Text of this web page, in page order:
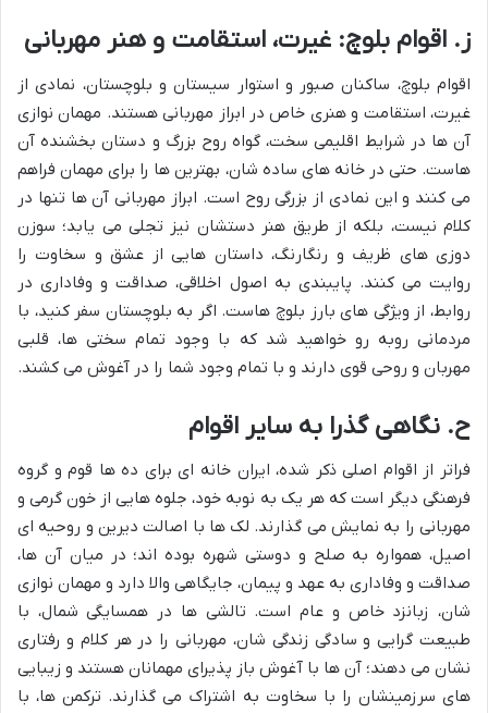
ز. اقوام بلوچ: غیرت، استقامت و هنر مهربانی
اقوام بلوچ، ساکنان صبور و استوار سیستان و بلوچستان، نمادی از
غیرت، استقامت و هنری خاص در ابراز مهربانی هستند. مهمان نوازی
آن ها در شرایط اقلیمی سخت، گواه روح بزرگ و دستان بخشنده آن
هاست. حتی در خانه های ساده شان، بهترین ها را برای مهمان فراهم
می کنند و این نمادی از بزرگی روح است. ابراز مهربانی آن ها تنها در
کلام نیست، بلکه از طریق هنر دستشان نیز تجلی می یابد؛ سوزن
دوزی های ظریف و رنگارنگ، داستان هایی از عشق و سخاوت را
روایت می کنند. پایبندی به اصول اخلاقی، صداقت و وفاداری در
روابط، از ویژگی های بارز بلوچ هاست. اگر به بلوچستان سفر کنید، با
مردمانی روبه رو خواهید شد که با وجود تمام سختی ها، قلبی
مهربان و روحی قوی دارند و با تمام وجود شما را در آغوش می کشند.
ح. نگاهی گذرا به سایر اقوام
فراتر از اقوام اصلی ذکر شده، ایران خانه ای برای ده ها قوم و گروه
فرهنگی دیگر است که هر یک به نوبه خود، جلوه هایی از خون گرمی و
مهربانی را به نمایش می گذارند. لک ها با اصالت دیرین و روحیه ای
اصیل، همواره به صلح و دوستی شهره بوده اند؛ در میان آن ها،
صداقت و وفاداری به عهد و پیمان، جایگاهی والا دارد و مهمان نوازی
شان، زبانزد خاص و عام است. تالشی ها در همسایگی شمال، با
طبیعت گرایی و سادگی زندگی شان، مهربانی را در هر کلام و رفتاری
نشان می دهند؛ آن ها با آغوش باز پذیرای مهمانان هستند و زیبایی
های سرزمینشان را با سخاوت به اشتراک می گذارند. ترکمن ها، با